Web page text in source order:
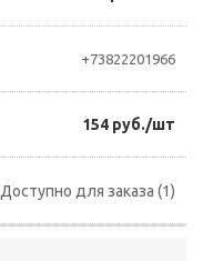
+73822201966
154 руб./шт
Доступно для заказа (1)